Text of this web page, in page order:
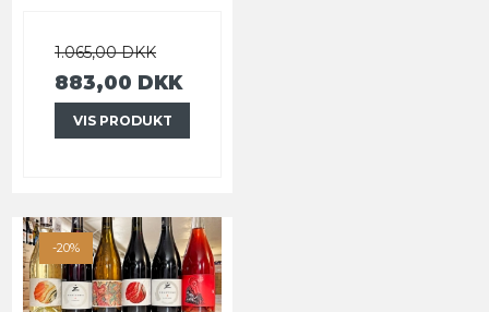
1.065,00 DKK
883,00 DKK
VIS PRODUKT
-20%